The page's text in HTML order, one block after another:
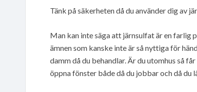
Tänk på säkerheten då du använder dig av
Man kan inte säga att järnsulfat är en farlig
ämnen som kanske inte är så nyttiga för
damm då du behandlar. Är du utomhus så
öppna fönster både då du jobbar och då du